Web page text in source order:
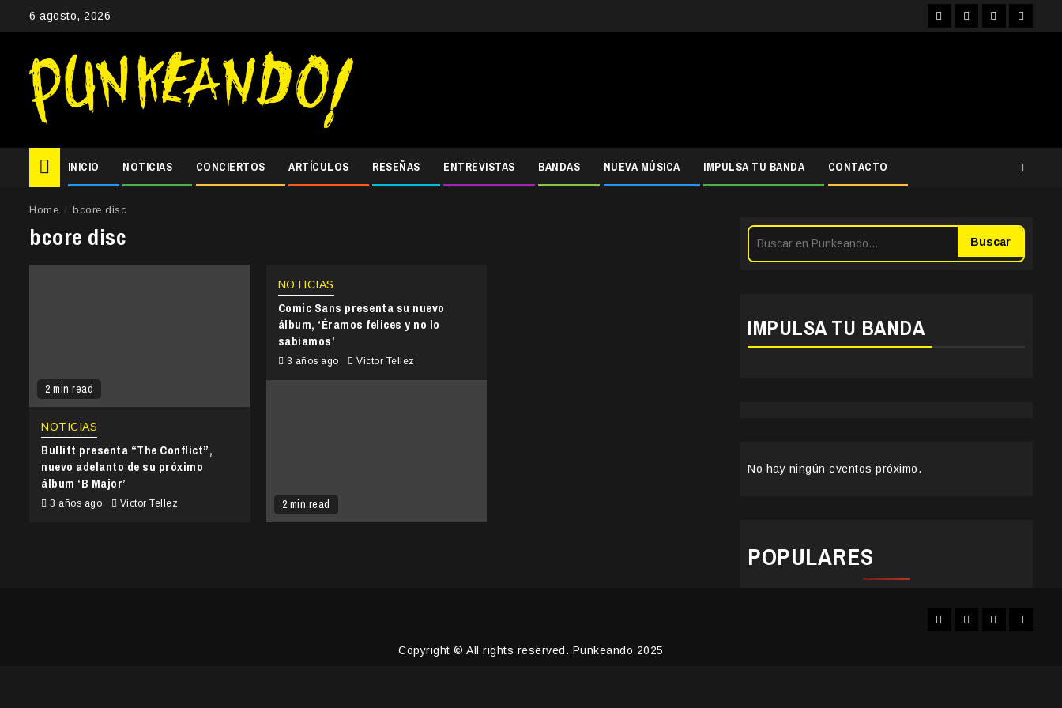
6 agosto, 2026 FacebookInstagram
YouTubeTwitter
INICIO NOTICIAS CONCIERTOS ARTÍCULOS RESEÑAS ENTREVISTAS BANDAS NUEVA MÚSICA IMPULSA TU BANDA CONTACTO
Home bcore disc
bcore disc
2 min read
NOTICIAS
Bullitt presenta “The Conflict”,
nuevo adelanto de su próximo
álbum ‘B Major’
3 años ago Victor Tellez 2 min read
NOTICIAS
Comic Sans presenta su nuevo
álbum, ‘Éramos felices y no lo
sabíamos’
3 años ago Victor Tellez
Buscar
IMPULSA TU BANDA
No hay ningún eventos próximo.
POPULARES
FacebookInstagram
YouTubeTwitter
Copyright © All rights reserved. Punkeando 2025